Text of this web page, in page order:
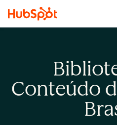
Conteúdo